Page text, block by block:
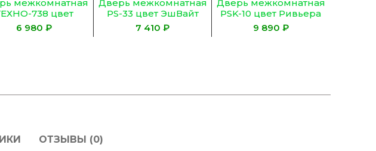
межкомнатная
738 цвет
(Белый
сатинат)
₽
Дверь межкомнатная
PS-33 цвет ЭшВайт
Мелинга (Белый
сатинат)
₽
Дверь межкомнатная
PSK-10 цвет Ривьера
айс (Зеркало
тонированное)
₽
ОТЗЫВЫ (0)